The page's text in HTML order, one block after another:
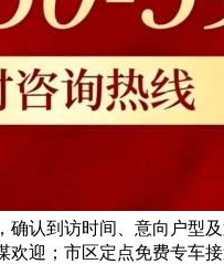
认到访时间、意向户型
迎；市区定点免费专车接